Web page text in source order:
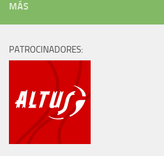
MÁS
PATROCINADORES: